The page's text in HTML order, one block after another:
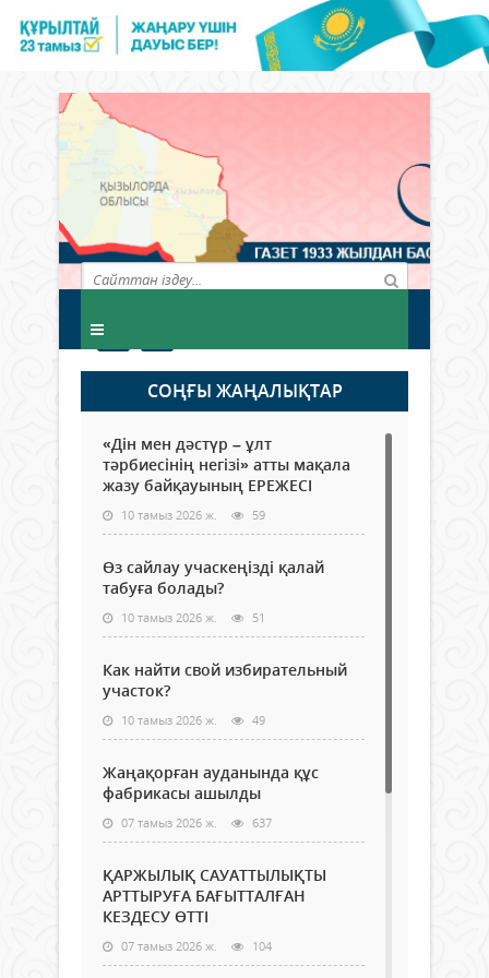
СОҢҒЫ ЖАҢАЛЫҚТАР
«Дін мен дәстүр – ұлт
тәрбиесінің негізі» атты мақала
жазу байқауының ЕРЕЖЕСІ
10 тамыз 2026 ж. 59
Өз сайлау учаскеңізді қалай
табуға болады?
10 тамыз 2026 ж. 51
Как найти свой избирательный
участок?
10 тамыз 2026 ж. 49
Жаңақорған ауданында құс
фабрикасы ашылды
07 тамыз 2026 ж. 637
ҚАРЖЫЛЫҚ САУАТТЫЛЫҚТЫ
АРТТЫРУҒА БАҒЫТТАЛҒАН
КЕЗДЕСУ ӨТТІ
07 тамыз 2026 ж. 104